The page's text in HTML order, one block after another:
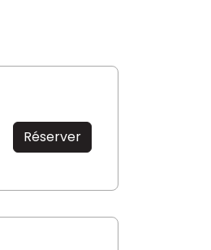
Réserver